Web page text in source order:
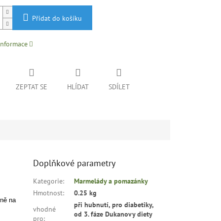
Přidat do košíku
ZEPTAT SE HLÍDAT SDÍLET
na
Doplňkové parametry
Kategorie:
Marmelády a pomazánky
Hmotnost:
0.25 kg
vhodné
pro:
při hubnutí, pro diabetiky,
od 3. fáze Dukanovy diety